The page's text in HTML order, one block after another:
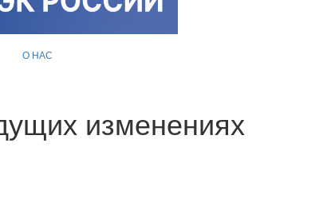
О НАС
изменениях